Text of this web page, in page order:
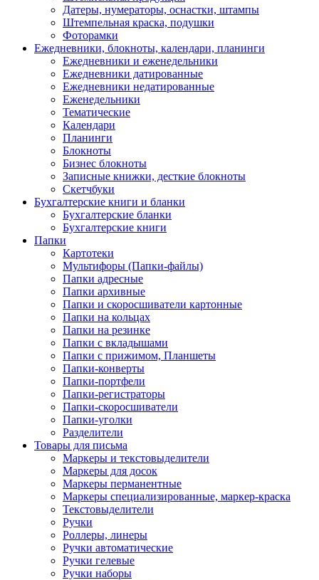
Датеры, нумераторы, оснастки, штампы
Штемпельная краска, подушки
Фоторамки
Ежедневники, блокноты, календари, планинги
Ежедневники и еженедельники
Ежедневники датированные
Ежедневники недатированные
Еженедельники
Тематические
Календари
Планинги
Блокноты
Бизнес блокноты
Записные книжки, десткие блокноты
Скетчбуки
Бухгалтерские книги и бланки
Бухгалтерские бланки
Бухгалтерские книги
Папки
Картотеки
Мультифоры (Папки-файлы)
Папки адресные
Папки архивные
Папки и скоросшиватели картонные
Папки на кольцах
Папки на резинке
Папки с вкладышами
Папки с прижимом, Планшеты
Папки-конверты
Папки-портфели
Папки-регистраторы
Папки-скоросшиватели
Папки-уголки
Разделители
Товары для письма
Маркеры и текстовыделители
Маркеры для досок
Маркеры перманентные
Маркеры специализированные, маркер-краска
Текстовыделители
Ручки
Роллеры, линеры
Ручки автоматические
Ручки гелевые
Ручки наборы